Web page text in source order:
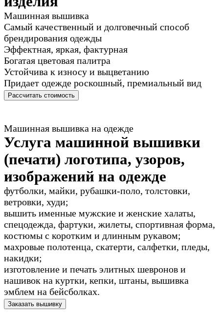
Машинная вышивка
Самый качественный и долговечный способ
брендирования одежды
Эффектная, яркая, фактурная
Богатая цветовая палитра
Устойчива к износу и выцветанию
Придает одежде роскошный, премиальный вид
Рассчитать стоимость
Машинная вышивка на одежде
Услуга машинной вышивки
(печати) логотипа, узоров,
изображений на одежде
футболки, майки, рубашки-поло, толстовки,
ветровки, худи;
вышить именные мужские и женские халаты,
спецодежда, фартуки, жилеты, спортивная форма,
костюмы с коротким и длинным рукавом;
махровые полотенца, скатерти, салфетки, пледы,
накидки;
изготовление и печать элитных шевронов и
нашивок на куртки, кепки, штаны, вышивка
эмблем на бейсболках.
Заказать вышивку